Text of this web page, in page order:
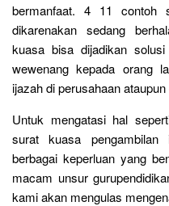
bermanfaat. 4 11 contoh
dikarenakan sedang
kuasa bisa dijadikan
wewenang kepada orang
ijazah di perusahaan
Untuk mengatasi hal
surat kuasa
berbagai keperluan yang
macam unsur
kami akan mengulas